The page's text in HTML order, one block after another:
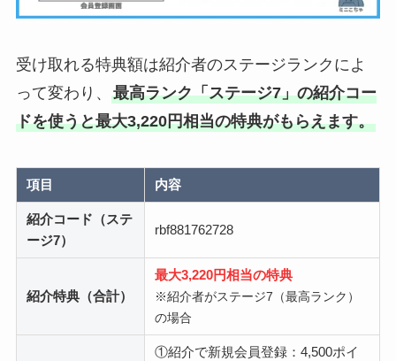
受け取れる特典額は紹介者のステージランクによ
って変わり、 最高ランク「ステージ7」の紹介コー
ドを使うと最大3,220円相当の特典がもらえます。
項目 内容
紹介コード（ステ
ージ7）
rbf881762728
紹介特典（合計）
最大3,220円相当の特典
※紹介者がステージ7（最高ランク）
の場合
①紹介で新規会員登録：4,500ポイ